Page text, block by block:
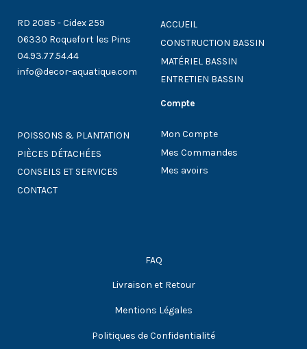
RD 2085 - Cidex 259
06330 Roquefort les Pins
04.93.77.54.44
info@decor-aquatique.com
ACCUEIL
CONSTRUCTION BASSIN
MATÉRIEL BASSIN
ENTRETIEN BASSIN
POISSONS & PLANTATION
PIÈCES DÉTACHÉES
CONSEILS ET SERVICES
CONTACT
Compte
Mon Compte
Mes Commandes
Mes avoirs
FAQ
Livraison et Retour
Mentions Légales
Politiques de Confidentialité